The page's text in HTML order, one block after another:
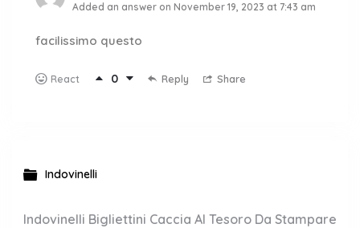
Added an answer on November 19, 2023 at 7:43 am
facilissimo questo
React 0 Reply Share
Indovinelli
Indovinelli Bigliettini Caccia Al Tesoro Da Stampare